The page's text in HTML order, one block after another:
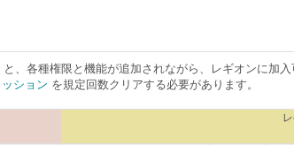
、各種権限と機能が追加されながら、レギオンに加入
ション を規定回数クリアする必要があります。